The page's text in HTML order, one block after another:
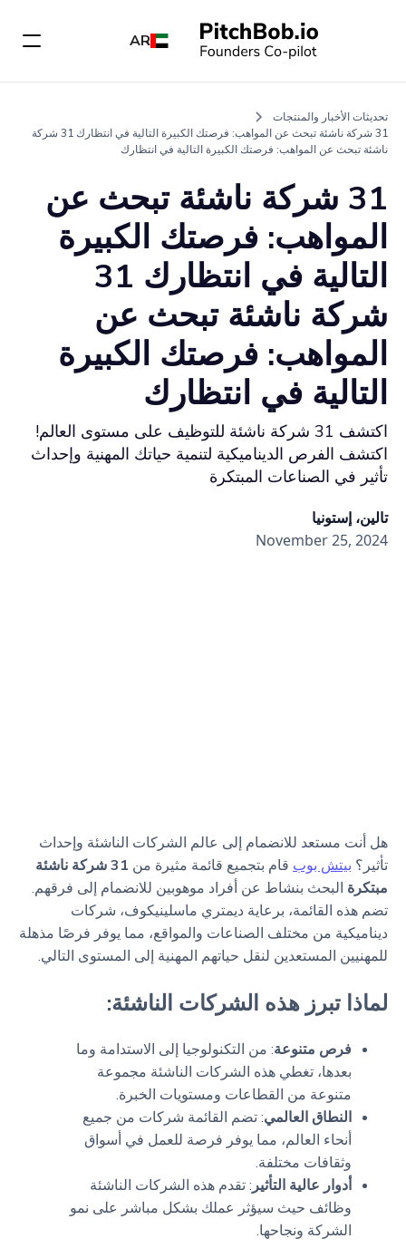
AR
تحديثات الأخبار والمنتجات
31 شركة ناشئة تبحث عن المواهب: فرصتك الكبيرة التالية في انتظارك 31 شركة
ناشئة تبحث عن المواهب: فرصتك الكبيرة التالية في انتظارك
31 شركة ناشئة تبحث عن
المواهب: فرصتك الكبيرة
التالية في انتظارك 31
شركة ناشئة تبحث عن
المواهب: فرصتك الكبيرة
التالية في انتظارك
اكتشف 31 شركة ناشئة للتوظيف على مستوى العالم!
اكتشف الفرص الديناميكية لتنمية حياتك المهنية وإحداث
تأثير في الصناعات المبتكرة
تالين، إستونيا
November 25, 2024
هل أنت مستعد للانضمام إلى عالم الشركات الناشئة وإحداث
تأثير؟ بيتش بوب قام بتجميع قائمة مثيرة من
31 شركة ناشئة
مبتكرة البحث بنشاط عن أفراد موهوبين للانضمام إلى فرقهم.
تضم هذه القائمة، برعاية ديمتري ماسلينيكوف، شركات
ديناميكية من مختلف الصناعات والمواقع، مما يوفر فرصًا مذهلة
للمهنيين المستعدين لنقل حياتهم المهنية إلى المستوى التالي.
لماذا تبرز هذه الشركات الناشئة:
فرص متنوعة: من التكنولوجيا إلى الاستدامة وما
بعدها، تغطي هذه الشركات الناشئة مجموعة
متنوعة من القطاعات ومستويات الخبرة.
النطاق العالمي: تضم القائمة شركات من جميع
أنحاء العالم، مما يوفر فرصة للعمل في أسواق
وثقافات مختلفة.
أدوار عالية التأثير: تقدم هذه الشركات الناشئة
وظائف حيث سيؤثر عملك بشكل مباشر على نمو
الشركة ونجاحها.